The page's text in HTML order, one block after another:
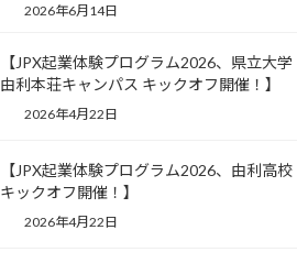
2026年6月14日
【JPX起業体験プログラム2026、県立大学
由利本荘キャンパス キックオフ開催！】
2026年4月22日
【JPX起業体験プログラム2026、由利高校
キックオフ開催！】
2026年4月22日